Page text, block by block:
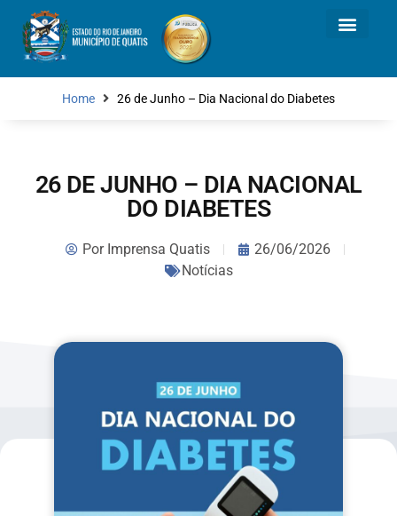
Home 26 de Junho – Dia Nacional do Diabetes
26 DE JUNHO – DIA NACIONAL
DO DIABETES
PorImprensa Quatis
26/06/2026
Notícias